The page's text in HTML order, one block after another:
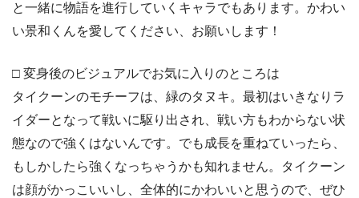
と一緒に物語を進行していくキャラでもあります。かわい
い景和くんを愛してください、お願いします！
□ 変身後のビジュアルでお気に入りのところは
タイクーンのモチーフは、緑のタヌキ。最初はいきなりラ
イダーとなって戦いに駆り出され、戦い方もわからない状
態なので強くはないんです。でも成長を重ねていったら、
もしかしたら強くなっちゃうかも知れません。タイクーン
は顔がかっこいいし、全体的にかわいいと思うので、ぜひ